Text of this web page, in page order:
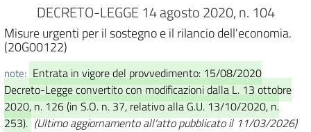
DECRETO-LEGGE 14 agosto 2020, n. 104
Misure urgenti per il sostegno e il rilancio dell'economia.
(20G00122)
note: Entrata in vigore del provvedimento: 15/08/2020
Decreto-Legge convertito con modificazioni dalla L. 13 ottobre
2020, n. 126 (in S.O. n. 37, relativo alla G.U. 13/10/2020, n.
253). (Ultimo aggiornamento all'atto pubblicato il 11/03/2026)